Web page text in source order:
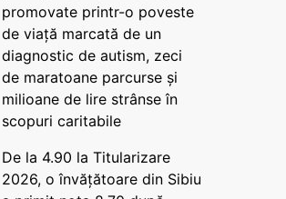
promovate printr-o poveste
de viață marcată de un
diagnostic de autism, zeci
de maratoane parcurse și
milioane de lire strânse în
scopuri caritabile
De la 4.90 la Titularizare
2026, o învățătoare din Sibiu